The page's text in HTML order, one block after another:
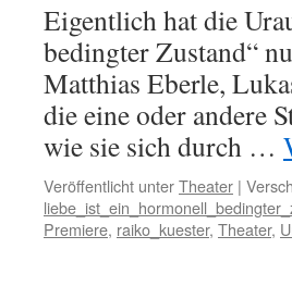
Eigentlich hat die
bedingter Zustand“
Matthias Eberle,
die eine oder andere
wie sie sich durch …
Veröffentlicht unterTheater |
Premiere, raiko_kuester, Theater,